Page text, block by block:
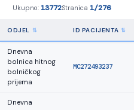
Ukupno: 13772Stranica 1/276
ODJEL ID PACIJENTA
Dnevna
bolnica hitnog
bolničkog
prijema
MC272493237
Dnevna